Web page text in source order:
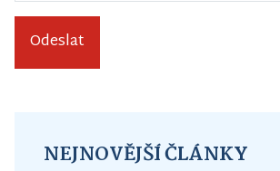
Odeslat
NEJNOVĚJŠÍ ČLÁNKY